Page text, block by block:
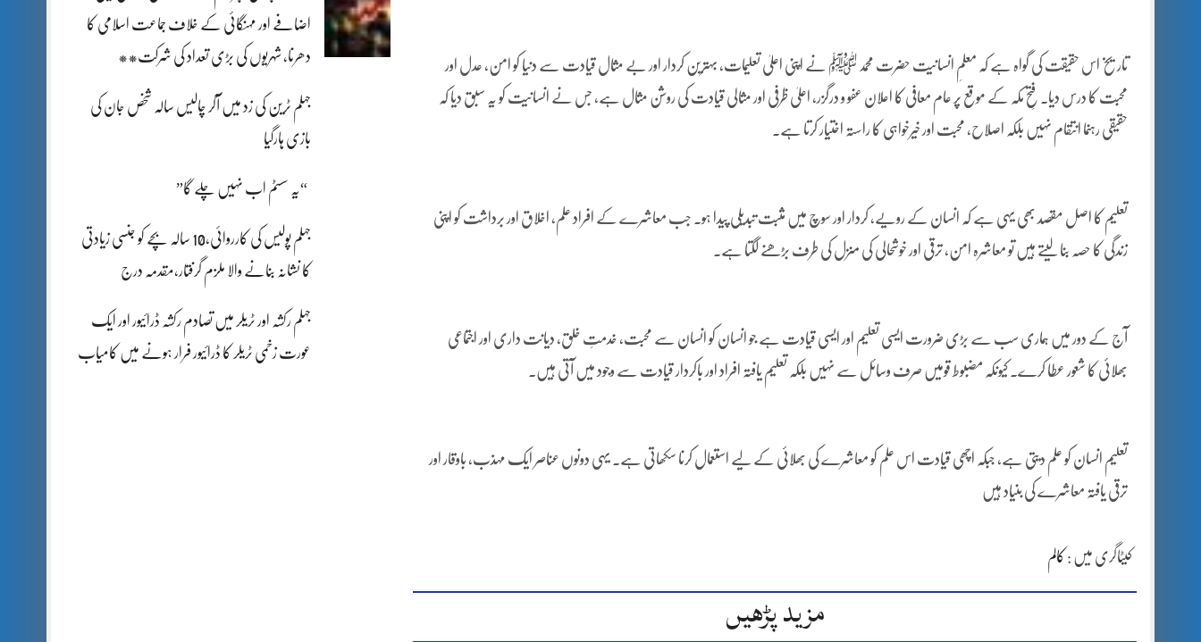
اضافے اور مہنگائی کے خلاف جماعت اسلامی کا
دھرنا، شہریوں کی بڑی تعداد کی شرکت**
جہلم ٹرین کی زد میں آکر چالیس سالہ شخص جان کی
بازی ہارگیا
“یہ سسٹم اب نہیں چلے گا”
جہلم پولیس کی کارروائی،10 سالہ بچے کو جنسی زیادتی
کا نشانہ بنانے والا ملزم گرفتار،مقدمہ درج
جہلم رکشہ اور ٹریلر میں تصادم رکشہ ڈرائیور اور ایک
عورت زخمی ٹریلر کا ڈرائیور فرار ہونے میں کامیاب
تاریخ اس حقیقت کی گواہ ہے کہ معلمِ انسانیت حضرت محمد ﷺ نے اپنی اعلیٰ تعلیمات، بہترین کردار اور بے مثال قیادت سے دنیا کو امن، عدل اور
محبت کا درس دیا۔ فتحِ مکہ کے موقع پر عام معافی کا اعلان عفو و درگزر، اعلیٰ ظرفی اور مثالی قیادت کی روشن مثال ہے، جس نے انسانیت کو یہ سبق دیا کہ
حقیقی رہنما انتقام نہیں بلکہ اصلاح، محبت اور خیرخواہی کا راستہ اختیار کرتا ہے۔
تعلیم کا اصل مقصد بھی یہی ہے کہ انسان کے رویے، کردار اور سوچ میں مثبت تبدیلی پیدا ہو۔ جب معاشرے کے افراد علم، اخلاق اور برداشت کو اپنی
زندگی کا حصہ بنا لیتے ہیں تو معاشرہ امن، ترقی اور خوشحالی کی منزل کی طرف بڑھنے لگتا ہے۔
آج کے دور میں ہماری سب سے بڑی ضرورت ایسی تعلیم اور ایسی قیادت ہے جو انسان کو انسان سے محبت، خدمتِ خلق، دیانت داری اور اجتماعی
بھلائی کا شعور عطا کرے۔ کیونکہ مضبوط قومیں صرف وسائل سے نہیں بلکہ تعلیم یافتہ افراد اور باکردار قیادت سے وجود میں آتی ہیں۔
تعلیم انسان کو علم دیتی ہے، جبکہ اچھی قیادت اس علم کو معاشرے کی بھلائی کے لیے استعمال کرنا سکھاتی ہے۔ یہی دونوں عناصر ایک مہذب، باوقار اور
ترقی یافتہ معاشرے کی بنیاد ہیں
کیٹاگری میں : کالم
مزید پڑھیں